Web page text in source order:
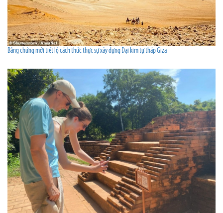
Bằng chứng mới tiết lộ cách thức thực sự xây dựng Đại kim tự tháp Giza